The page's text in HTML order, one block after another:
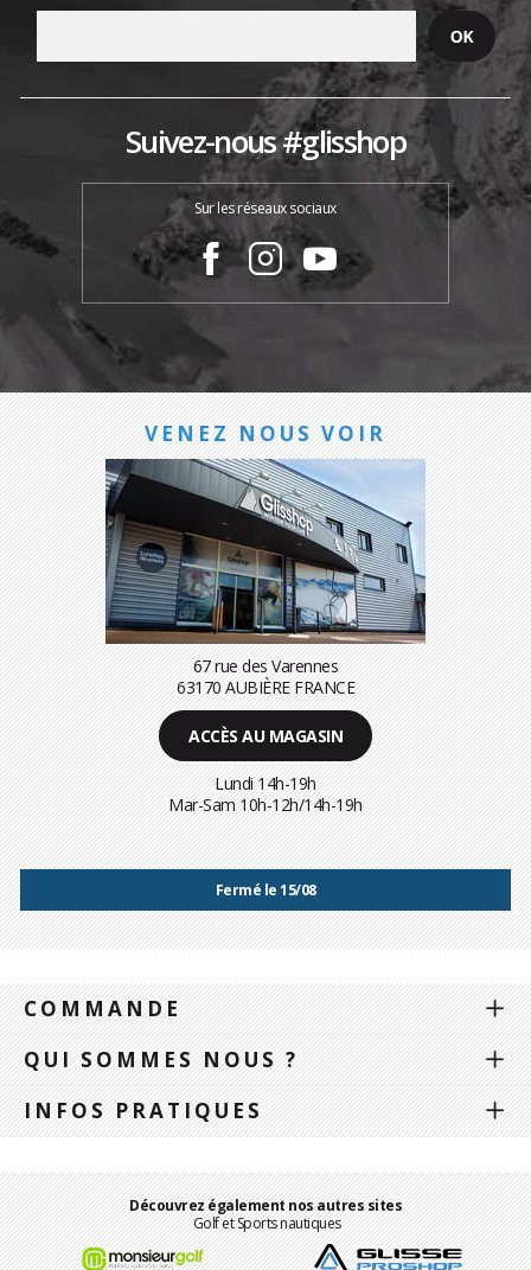
Suivez-nous #glisshop
Sur les réseaux sociaux
VENEZ NOUS VOIR
67 rue des Varennes
63170 AUBIÈRE FRANCE
ACCÈS AU MAGASIN
Lundi 14h-19h
Mar-Sam 10h-12h/14h-19h
Fermé le 15/08
COMMANDE
QUI SOMMES NOUS ?
INFOS PRATIQUES
Découvrez également nos autres sites
Golf et Sports nautiques